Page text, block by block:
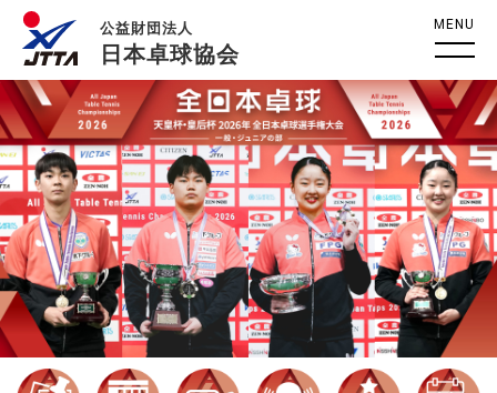
公益財団法人
日本卓球協会
MENU